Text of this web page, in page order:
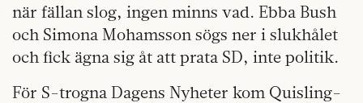
när fällan slog, ingen minns vad. Ebba Bush
och Simona Mohamsson sögs ner i slukhålet
och fick ägna sig åt att prata SD, inte politik.
För S-trogna Dagens Nyheter kom Quisling-